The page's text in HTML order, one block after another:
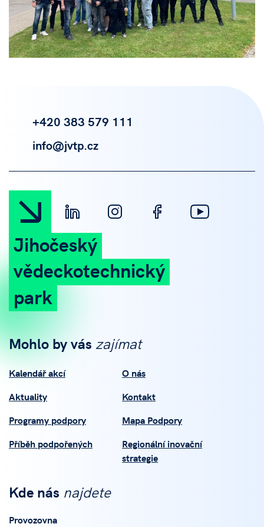
+420 383 579 111
info@jvtp.cz
Jihočeský
vědeckotechnický
park
Mohlo by vás zajímat
Kalendář akcí
Aktuality
Programy podpory
Příběh podpořených
O nás
Kontakt
Mapa Podpory
Regionální inovační
strategie
Kde nás najdete
Provozovna